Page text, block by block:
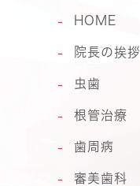
HOME
院長の挨拶
虫歯
根管治療
歯周病
審美歯科